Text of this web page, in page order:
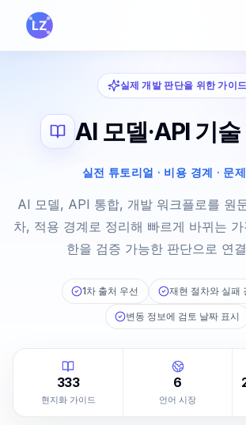
본문으로 건너뛰기
실제 개발 판단을 위한 가이드
AI 모델·API 기
실전 튜토리얼 · 비용 경계 · 문
AI 모델, API 통합, 개발 워크플로를 원
차, 적용 경계로 정리해 빠르게 바뀌는 가
한을 검증 가능한 판단으로 연
1차 출처 우선 재현 절차와 실패
변동 정보에 검토 날짜 표시
333
현지화 가이드
6
언어 시장